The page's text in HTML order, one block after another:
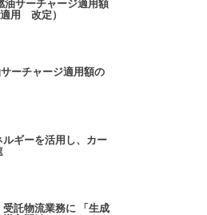
油サーチャージ適用額
用 改定）
ーチャージ適用額の
ギーを活用し、カー
託物流業務に 「生成